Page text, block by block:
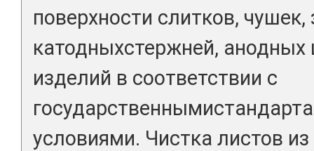
поверхности слитков, чушек,
катодныхстержней, анодных
изделий в соответствии с
условиями. Чистка листов